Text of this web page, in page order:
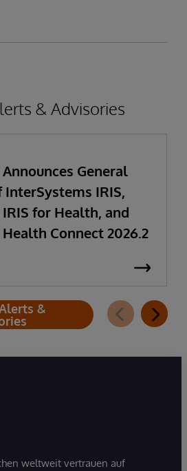
& Advisories
General
IRIS,
for Health, and
Connect 2026.2
&
weltweit vertrauen auf